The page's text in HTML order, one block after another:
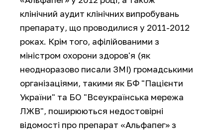
клінічний аудит клінічних випробувань
препарату, що проводилися у 2011-2012
роках. Крім того, афілійованими з
міністром охорони здоров'я (як
неодноразово писали ЗМІ) громадськими
організаціями, такими як БФ "Пацієнти
України" та БО "Всеукраїнська мережа
ЛЖВ", поширюються недостовірні
відомості про препарат «Альфапег» з